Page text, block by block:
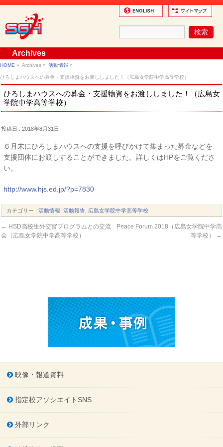
Archives
HOME » Archives » 活動情報 »
ひろしまハウスへの募金・支援物資をお渡ししました！（広島女学院中学高等学校）
ひろしまハウスへの募金・支援物資をお渡ししました！（広島女
学院中学高等学校）
投稿日 : 2018年8月31日
６月末にひろしまハウスへの支援を呼びかけて集まった募金などを
支援団体にお渡しすることができました。詳しくはHPをご覧くださ
い。
http://www.hjs.ed.jp/?p=7830
カテゴリー :活動情報 ,活動報告 広島女学院中学高等学校
← HSD高校生外交官プログラムとの交流
会（広島女学院中学高等学校）
Peace Forum 2018（広島女学院中学高
等学校）
→
映像・報道資料
指定校アソシエイトSNS
外部リンク